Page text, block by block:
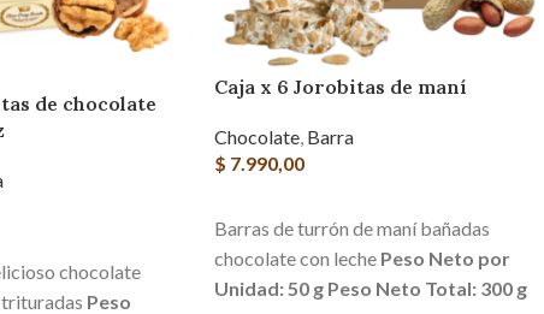
de chocolate
chocolate
trituradas Peso
Caja x 6 Jorobitas de maní
Chocolate, Barra
$ 7.990,00
Barras de turrón de maní bañadas
chocolate con leche Peso Neto por
Unidad: 50 g Peso Neto Total: 300 g